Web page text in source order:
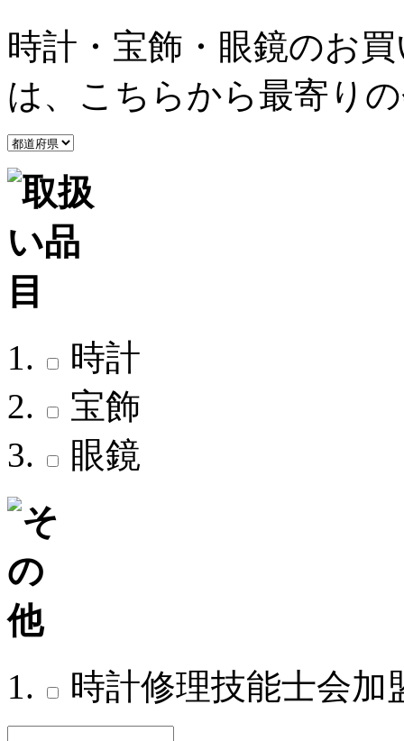
時計・宝飾・眼鏡のお
は、こちらから最寄り
時計
宝飾
眼鏡
時計修理技能士会加